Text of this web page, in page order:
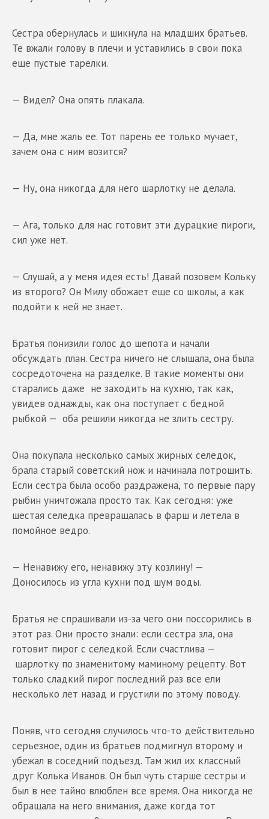
Сестра обернулась и шикнула на младших братьев.
Те вжали голову в плечи и уставились в свои пока
еще пустые тарелки.
— Видел? Она опять плакала.
— Да, мне жаль ее. Тот парень ее только мучает,
зачем она с ним возится?
— Ну, она никогда для него шарлотку не делала.
— Ага, только для нас готовит эти дурацкие пироги,
сил уже нет.
— Слушай, а у меня идея есть! Давай позовем Кольку
из второго? Он Милу обожает еще со школы, а как
подойти к ней не знает.
Братья понизили голос до шепота и начали
обсуждать план. Сестра ничего не слышала, она была
сосредоточена на разделке. В такие моменты они
старались даже не заходить на кухню, так как,
увидев однажды, как она поступает с бедной
рыбкой — оба решили никогда не злить сестру.
Она покупала несколько самых жирных селедок,
брала старый советский нож и начинала потрошить.
Если сестра была особо раздражена, то первые пару
рыбин уничтожала просто так. Как сегодня: уже
шестая селедка превращалась в фарш и летела в
помойное ведро.
— Ненавижу его, ненавижу эту козлину! —
Доносилось из угла кухни под шум воды.
Братья не спрашивали из-за чего они поссорились в
этот раз. Они просто знали: если сестра зла, она
готовит пирог с селедкой. Если счастлива —
шарлотку по знаменитому маминому рецепту. Вот
только сладкий пирог последний раз все ели
несколько лет назад и грустили по этому поводу.
Поняв, что сегодня случилось что-то действительно
серьезное, один из братьев подмигнул второму и
убежал в соседний подъезд. Там жил их классный
друг Колька Иванов. Он был чуть старше сестры и
был в нее тайно влюблен все время. Она никогда не
обращала на него внимания, даже когда тот